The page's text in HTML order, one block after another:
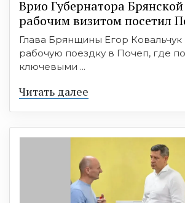
Врио Губернатора
рабочим визитом посетил
Глава Брянщины Егор
рабочую поездку в Почеп, где
ключевыми ...
Читать далее